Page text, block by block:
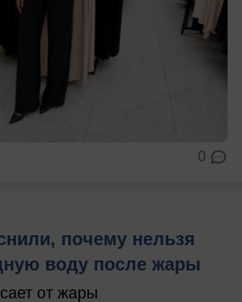
0
почему нельзя
воду после жары
от жары